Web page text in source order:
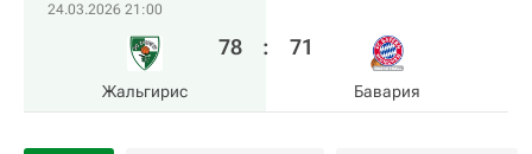
24.03.2026 21:00
Жальгирис
78 : 71
Бавария